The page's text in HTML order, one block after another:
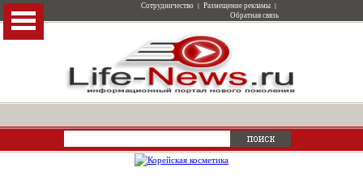
Сотрудничество | Размещение рекламы |
Обратная связь